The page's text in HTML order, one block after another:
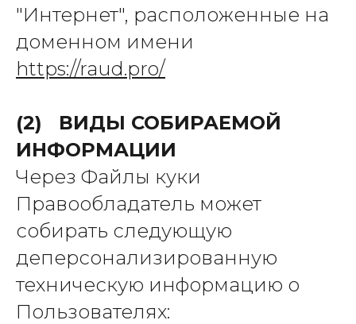
"Интернет", расположенные на
доменном имени
https://raud.pro/
(2) ВИДЫ СОБИРАЕМОЙ
ИНФОРМАЦИИ
Через Файлы куки
Правообладатель может
собирать следующую
деперсонализированную
техническую информацию о
Пользователях: